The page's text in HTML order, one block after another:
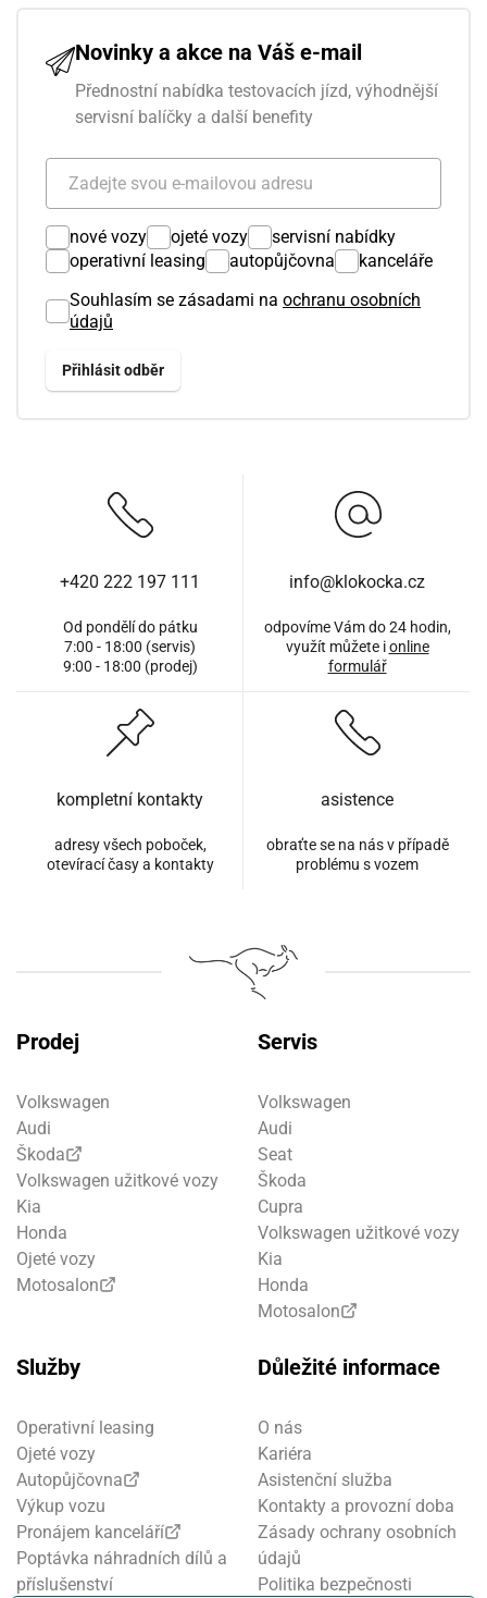
Novinky a akce na Váš e-mail
Přednostní nabídka testovacích jízd, výhodnější
servisní balíčky a další benefity
nové vozy ojeté vozy
servisní nabídky
operativní leasing
autopůjčovna
kanceláře
Souhlasím se zásadami na ochranu osobních
údajů
+420 222 197 111
Od pondělí do pátku
7:00 - 18:00 (servis)
9:00 - 18:00 (prodej)
info@klokocka.cz
odpovíme Vám do 24 hodin,
využít můžete ionline
formulář
kompletní kontakty
adresy všech poboček,
otevírací časy a kontakty
asistence
obraťte se na nás v případě
problému s vozem
Prodej
Volkswagen
Audi
Škoda
Volkswagen užitkové vozy
Kia
Honda
Ojeté vozy
Motosalon
Servis
Volkswagen
Audi
Seat
Škoda
Cupra
Volkswagen užitkové vozy
Kia
Honda
Motosalon
Služby
Operativní leasing
Ojeté vozy
Autopůjčovna
Výkup vozu
Pronájem kanceláří
Poptávka náhradních dílů a
příslušenství
Důležité informace
O nás
Kariéra
Asistenční služba
Kontakty a provozní doba
Zásady ochrany osobních
údajů
Politika bezpečnosti